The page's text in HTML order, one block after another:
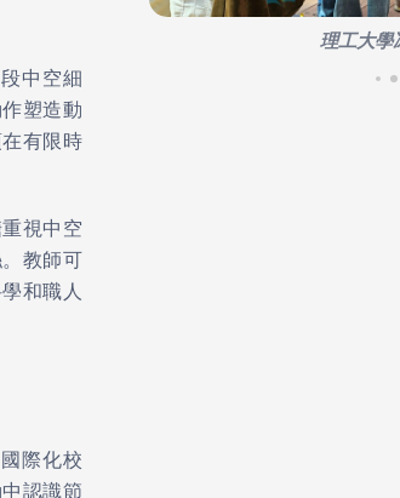
中空細
塑造動
有限時
視中空
教師可
和職人
際化校
認識節
理工大學